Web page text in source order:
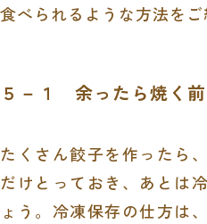
食べられるような方法をご
５－１ 余ったら焼く
たくさん餃子を作ったら
だけとっておき、あとは
ょう。冷凍保存の仕方は